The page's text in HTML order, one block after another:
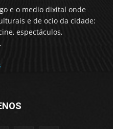
e o medio dixital onde
e de ocio da cidade:
espectáculos,